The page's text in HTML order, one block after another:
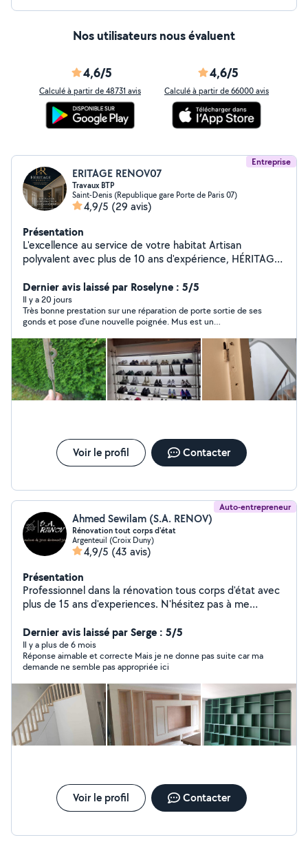
Nos utilisateurs nous évaluent
4,6/5
Calculé à partir de 48731 avis
4,6/5
Calculé à partir de 66000 avis
Entreprise
ERITAGE RENOV07
Travaux BTP
Saint-Denis (Republique gare Porte de Paris 07)
4,9/5 (29 avis)
Présentation
L'excellence au service de votre habitat Artisan
polyvalent avec plus de 10 ans d'expérience, HÉRITAGE
rénovation, d'aménagement et de dépannage. Nous
réalisons des prestations de qualité pour particuliers et
professionnels : Électricité Plomberie Peinture intérieure
et extérieure Carrelage & revêtements Placo
Menuiserie Pose de parquet Maçonnerie Montage de
cuisines Rénovation complète Sérieux, réactifs et à
l'écoute, nous garantissons un travail soigné avec des
finitions de qualité, dans le respect des délais et du
budget. Disponible du lundi au dimanche Dépannage
résultat propre, durable et haut de gamme. Qualité
Confiance Excellence
Dernier avis laissé par Roselyne : 5/5
Il y a 20 jours
Très bonne prestation sur une réparation de porte sortie de ses
gonds et pose d'une nouvelle poignée. Mus est un
recommande.
Voir le profil Contacter
Auto-entrepreneur
Ahmed Sewilam (S.A. RENOV)
Rénovation tout corps d'état
Argenteuil (Croix Duny)
4,9/5 (43 avis)
Présentation
Professionnel dans la rénovation tous corps d'état avec
plus de 15 ans d'experiences. N'hésitez pas à me
Dernier avis laissé par Serge : 5/5
Il y a plus de 6 mois
Réponse aimable et correcte Mais je ne donne pas suite car ma
demande ne semble pas appropriée ici
Voir le profil Contacter